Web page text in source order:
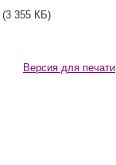
(3 355 КБ)
Версия для печати